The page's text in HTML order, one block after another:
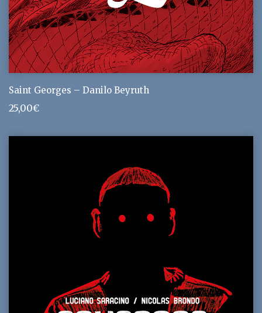
Saint Georges – Danilo Beyruth
25,00€